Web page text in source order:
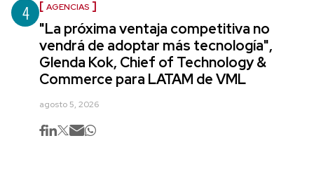
4 AGENCIAS
"La próxima ventaja competitiva no
vendrá de adoptar más tecnología",
Glenda Kok, Chief of Technology &
Commerce para LATAM de VML
agosto 5, 2026